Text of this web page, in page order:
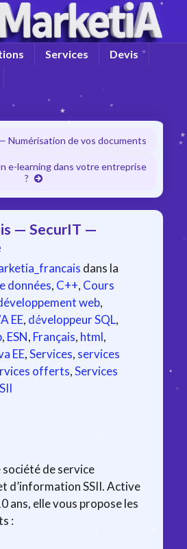
Services
Devis
Numérisation de vos documents
e-learning dans votre entreprise
?
— SecurIT —
dans la
données, C++, Cours
web,
EE, développeur SQL,
, ESN, Français, html,
EE,Services, services
offerts,Services
de service
d’information SSII. Active
ans, elle vous propose les
: